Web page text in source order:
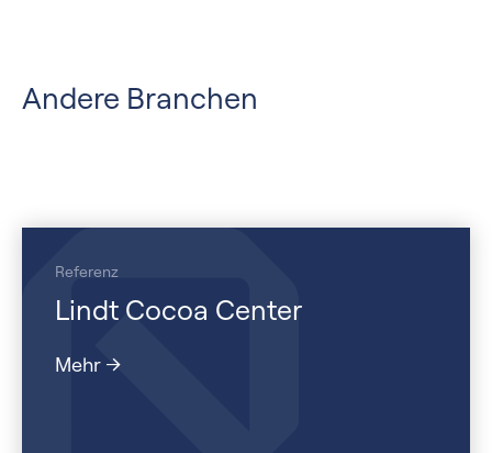
Andere Branchen
Referenz
Lindt Cocoa Center
Mehr